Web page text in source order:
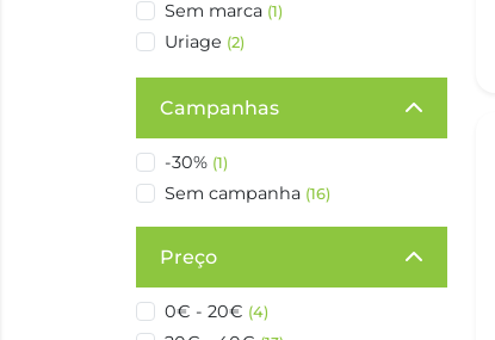
Sem marca (1)
Uriage (2)
Campanhas
-30% (1)
Sem campanha (16)
Preço
0€ - 20€ (4)